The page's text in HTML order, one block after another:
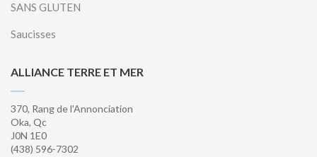
SANS GLUTEN
Saucisses
ALLIANCE TERRE ET MER
370, Rang de l'Annonciation
Oka, Qc
J0N 1E0
(438) 596-7302